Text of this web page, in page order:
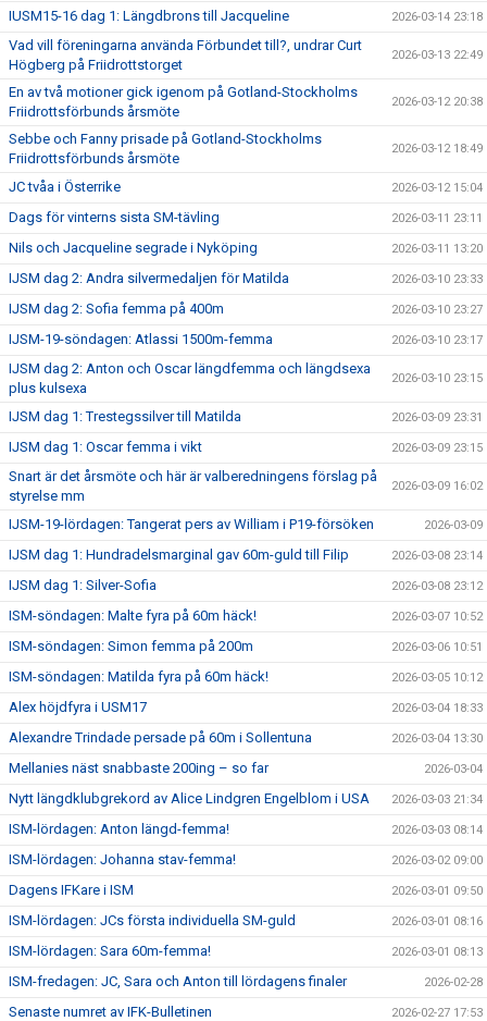
IUSM15-16 dag 1: Längdbrons till Jacqueline 2026-03-14 23:18
Vad vill föreningarna använda Förbundet till?, undrar Curt
Högberg på Friidrottstorget
2026-03-13 22:49
En av två motioner gick igenom på Gotland-Stockholms
Friidrottsförbunds årsmöte
2026-03-12 20:38
Sebbe och Fanny prisade på Gotland-Stockholms
Friidrottsförbunds årsmöte
2026-03-12 18:49
JC tvåa i Österrike 2026-03-12 15:04
Dags för vinterns sista SM-tävling 2026-03-11 23:11
Nils och Jacqueline segrade i Nyköping 2026-03-11 13:20
IJSM dag 2: Andra silvermedaljen för Matilda 2026-03-10 23:33
IJSM dag 2: Sofia femma på 400m 2026-03-10 23:27
IJSM-19-söndagen: Atlassi 1500m-femma 2026-03-10 23:17
IJSM dag 2: Anton och Oscar längdfemma och längdsexa
plus kulsexa
2026-03-10 23:15
IJSM dag 1: Trestegssilver till Matilda 2026-03-09 23:31
IJSM dag 1: Oscar femma i vikt 2026-03-09 23:15
Snart är det årsmöte och här är valberedningens förslag på
styrelse mm
2026-03-09 16:02
IJSM-19-lördagen: Tangerat pers av William i P19-försöken 2026-03-09
IJSM dag 1: Hundradelsmarginal gav 60m-guld till Filip 2026-03-08 23:14
IJSM dag 1: Silver-Sofia 2026-03-08 23:12
ISM-söndagen: Malte fyra på 60m häck! 2026-03-07 10:52
ISM-söndagen: Simon femma på 200m 2026-03-06 10:51
ISM-söndagen: Matilda fyra på 60m häck! 2026-03-05 10:12
Alex höjdfyra i USM17 2026-03-04 18:33
Alexandre Trindade persade på 60m i Sollentuna 2026-03-04 13:30
Mellanies näst snabbaste 200ing – so far 2026-03-04
Nytt längdklubgrekord av Alice Lindgren Engelblom i USA 2026-03-03 21:34
ISM-lördagen: Anton längd-femma! 2026-03-03 08:14
ISM-lördagen: Johanna stav-femma! 2026-03-02 09:00
Dagens IFKare i ISM 2026-03-01 09:50
ISM-lördagen: JCs första individuella SM-guld 2026-03-01 08:16
ISM-lördagen: Sara 60m-femma! 2026-03-01 08:13
ISM-fredagen: JC, Sara och Anton till lördagens finaler 2026-02-28
Senaste numret av IFK-Bulletinen 2026-02-27 17:53